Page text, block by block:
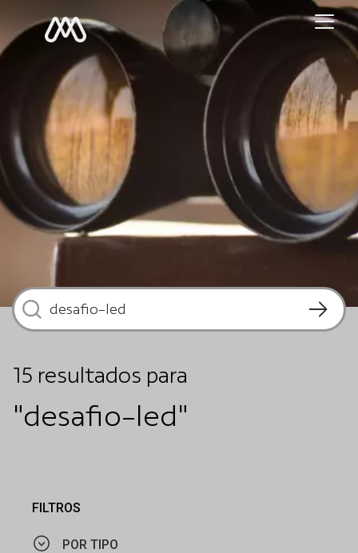
15 resultados para
"desafio-led"
FILTROS
POR TIPO